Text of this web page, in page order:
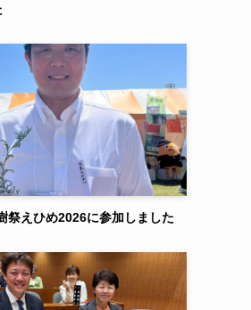
祭えひめ2026に参加しました